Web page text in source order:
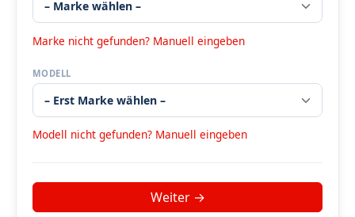
Marke nicht gefunden? Manuell eingeben
MODELL
Modell nicht gefunden? Manuell eingeben